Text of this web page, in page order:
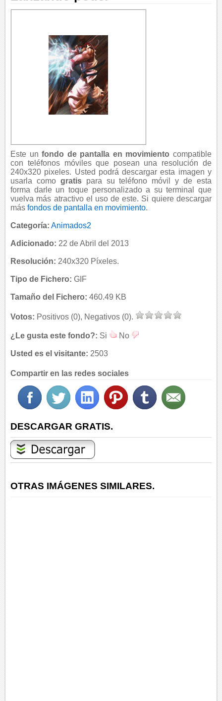
Este unfondo de pantalla en movimiento compatible
con teléfonos móviles que posean una resolución de
240x320 pixeles. Usted podrá descargar esta imagen y
usarla como gratispara su teléfono móvil y de esta
forma darle un toque personalizado a su terminal que
vuelva más atractivo el uso de este. Si quiere descargar
másfondos de pantalla en movimiento.
Categoría: Animados2
Adicionado: 22 de Abril del 2013
Resolución: 240x320 Píxeles.
Tipo de Fichero: GIF
Tamaño del Fichero: 460.49 KB
Votos: Positivos (0), Negativos (0).
¿Le gusta este fondo?: Si No
Usted es el visitante: 2503
Compartir en las redes sociales
DESCARGAR GRATIS.
OTRAS IMÁGENES SIMILARES.